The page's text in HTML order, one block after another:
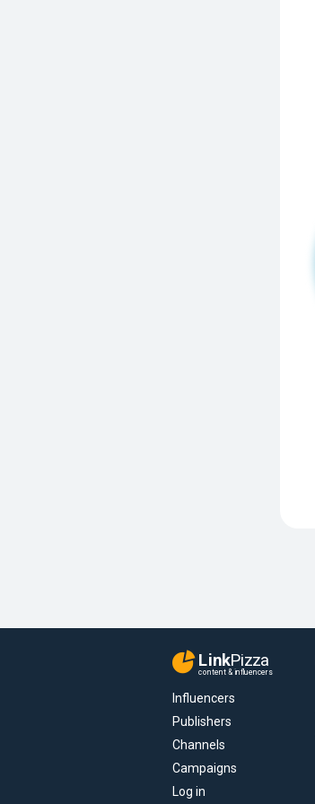
LinkPizza
content & influencers
Influencers
Publishers
Channels
Campaigns
Log in